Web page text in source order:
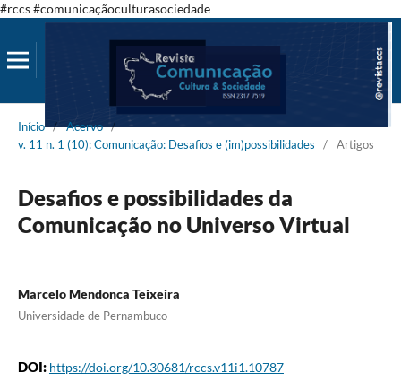
#rccs #comunicaçãoculturasociedade
Início / Acervo /
v. 11 n. 1 (10): Comunicação: Desafios e (im)possibilidades
/ Artigos
Desafios e possibilidades da
Comunicação no Universo Virtual
Marcelo Mendonca Teixeira
Universidade de Pernambuco
DOI: https://doi.org/10.30681/rccs.v11i1.10787